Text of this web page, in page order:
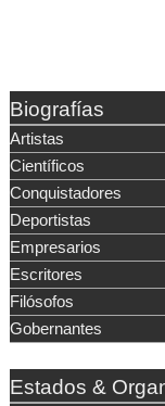
Biografías
Artistas
Científicos
Conquistadores
Deportistas
Empresarios
Escritores
Filósofos
Gobernantes
Estados &